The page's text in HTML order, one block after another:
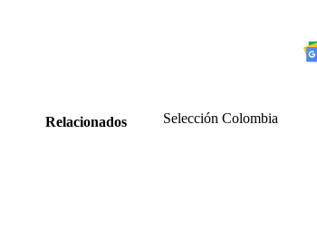
Relacionados Selección Colombia